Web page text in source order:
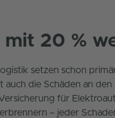
mit 20 %
setzen schon
auch die Schäden an
für
– jeder